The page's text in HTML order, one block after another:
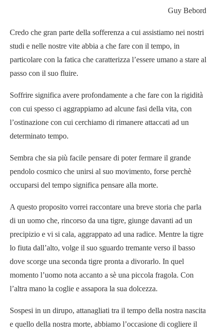
Guy Bebord
Credo che gran parte della sofferenza a cui assistiamo nei nostri
studi e nelle nostre vite abbia a che fare con il tempo, in
particolare con la fatica che caratterizza l’essere umano a stare al
passo con il suo fluire.
Soffrire significa avere profondamente a che fare con la rigidità
con cui spesso ci aggrappiamo ad alcune fasi della vita, con
l’ostinazione con cui cerchiamo di rimanere attaccati ad un
determinato tempo.
Sembra che sia più facile pensare di poter fermare il grande
pendolo cosmico che unirsi al suo movimento, forse perchè
occuparsi del tempo significa pensare alla morte.
A questo proposito vorrei raccontare una breve storia che parla
di un uomo che, rincorso da una tigre, giunge davanti ad un
precipizio e vi si cala, aggrappato ad una radice. Mentre la tigre
lo fiuta dall’alto, volge il suo sguardo tremante verso il basso
dove scorge una seconda tigre pronta a divorarlo. In quel
momento l’uomo nota accanto a sè una piccola fragola. Con
l’altra mano la coglie e assapora la sua dolcezza.
Sospesi in un dirupo, attanagliati tra il tempo della nostra nascita
e quello della nostra morte, abbiamo l’occasione di cogliere il